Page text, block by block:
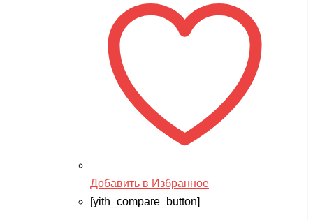
Добавить в Избранное
[yith_compare_button]